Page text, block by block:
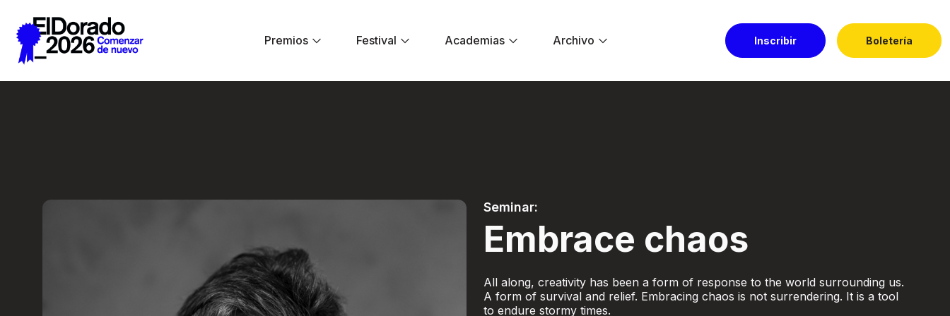
Premios
Festival Academias Archivo Inscribir Boletería
Seminar:
Embrace chaos
All along, creativity has been a form of response to the world surrounding us.
A form of survival and relief. Embracing chaos is not surrendering. It is a tool
to endure stormy times.